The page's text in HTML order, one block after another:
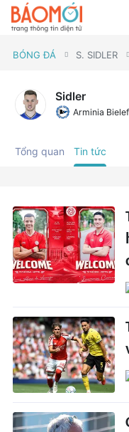
BÓNG ĐÁ S. SIDLER
Sidler
Arminia
Tổng quan Tin tức